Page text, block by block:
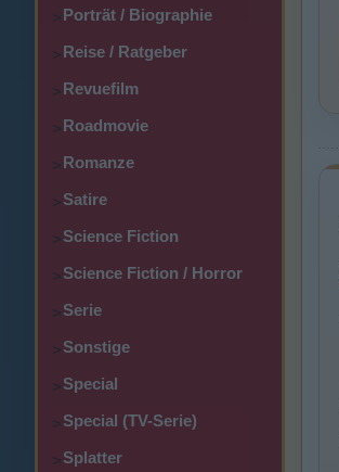
>Porträt / Biographie
>Reise / Ratgeber
>Revuefilm
>Roadmovie
>Romanze
>Satire
>Science Fiction
>Science Fiction / Horror
>Serie
>Sonstige
>Special
>Special (TV-Serie)
>Splatter